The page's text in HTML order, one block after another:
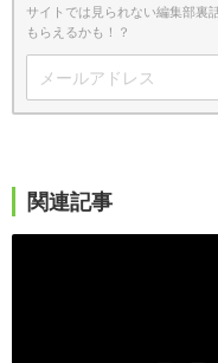
サイトでは見られない編集部裏
もらえるかも！？
関連記事